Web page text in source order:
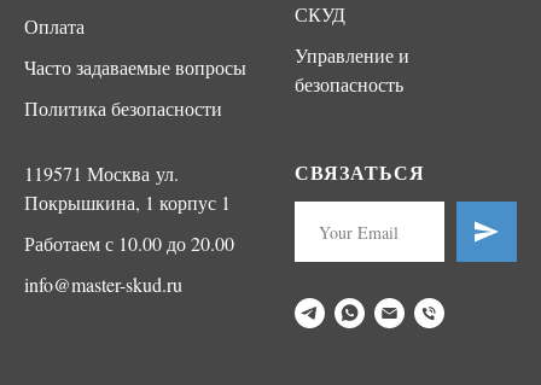
Оплата
Часто задаваемые вопросы
Политика безопасности
СКУД
Управление и
безопасность
119571 Москва ул.
Покрышкина, 1 корпус 1
Работаем с 10.00 до 20.00
info@master-skud.ru
СВЯЗАТЬСЯ